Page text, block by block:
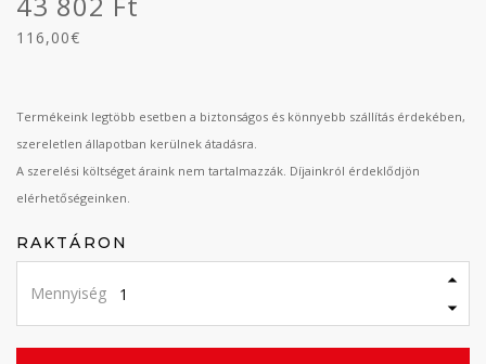
116,00€
Termékeink legtöbb esetben a biztonságos és könnyebb szállítás érdekében,
szereletlen állapotban kerülnek átadásra.
A szerelési költséget áraink nem tartalmazzák. Díjainkról érdeklődjön
elérhetőségeinken.
RAKTÁRON
Mennyiség